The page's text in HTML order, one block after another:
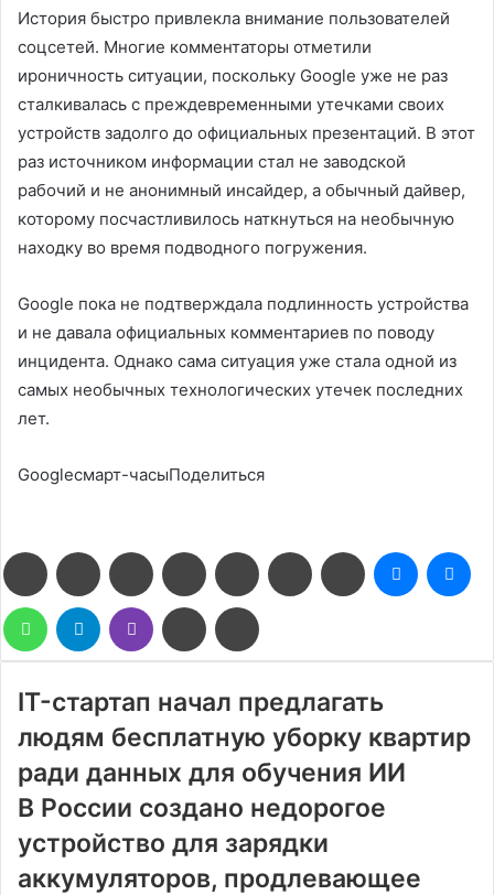
История быстро привлекла внимание пользователей
соцсетей. Многие комментаторы отметили
ироничность ситуации, поскольку Google уже не раз
сталкивалась с преждевременными утечками своих
устройств задолго до официальных презентаций. В этот
раз источником информации стал не заводской
рабочий и не анонимный инсайдер, а обычный дайвер,
которому посчастливилось наткнуться на необычную
находку во время подводного погружения.
Google пока не подтверждала подлинность устройства
и не давала официальных комментариев по поводу
инцидента. Однако сама ситуация уже стала одной из
самых необычных технологических утечек последних
лет.
Googleсмарт-часыПоделиться
FacebookTwitter LinkedIn Pinterest Reddit ВконтактеОдноклассники
Messenger
WhatsAppTelegram Viber
Поделиться
через
электронную
IT-стартап начал предлагать
людям бесплатную уборку квартир
ради данных для обучения ИИ
В России создано недорогое
устройство для зарядки
аккумуляторов, продлевающее